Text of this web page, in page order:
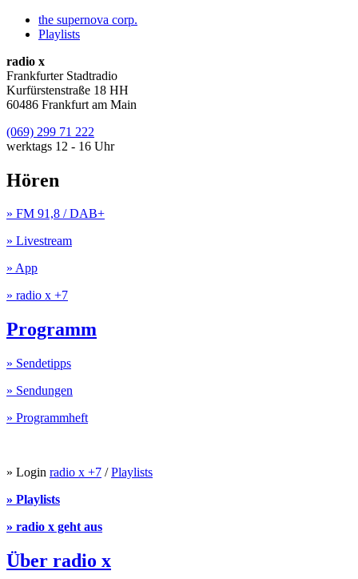
the supernova corp.
Playlists
radio x
Frankfurter Stadtradio
Kurfürstenstraße 18 HH
60486 Frankfurt am Main
(069) 299 71 222
werktags 12 - 16 Uhr
Hören
» FM 91,8 / DAB+
» Livestream
» App
» radio x +7
Programm
» Sendetipps
» Sendungen
» Programmheft
» Login radio x +7 /Playlists
» Playlists
» radio x geht aus
Über radio x